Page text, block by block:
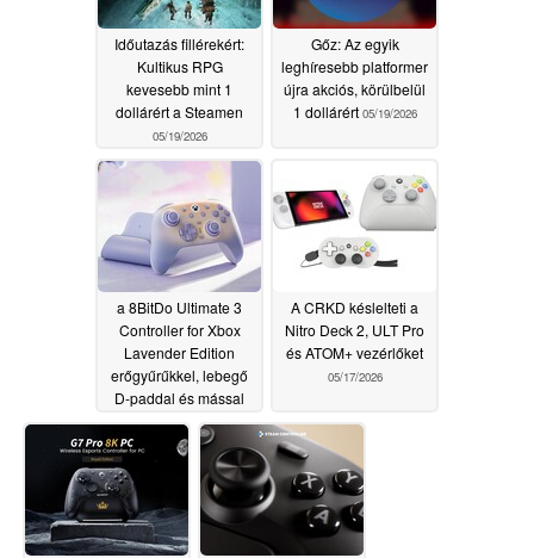
Időutazás fillérekért:
Kultikus RPG
kevesebb mint 1
dollárért a Steamen
05/19/2026
Gőz: Az egyik
leghíresebb platformer
újra akciós, körülbelül
1 dollárért 05/19/2026
a 8BitDo Ultimate 3
Controller for Xbox
Lavender Edition
erőgyűrűkkel, lebegő
D-paddal és mással
rendelkezik
05/19/2026
A CRKD késlelteti a
Nitro Deck 2, ULT Pro
és ATOM+ vezérlőket
05/17/2026